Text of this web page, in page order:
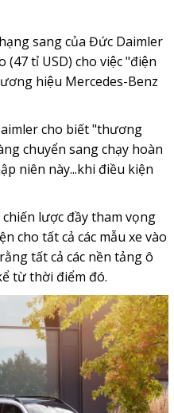
sang của Đức Daimler
tỉ USD) cho việc "điện
hiệu Mercedes-Benz
cho biết "thương
chuyển sang chạy hoàn
niên này...khi điều kiện
lược đầy tham vọng
cho tất cả các mẫu xe vào
tất cả các nền tảng ô
từ thời điểm đó.